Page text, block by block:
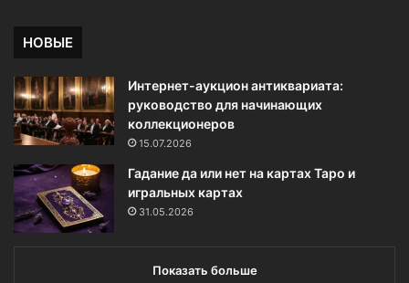
НОВЫЕ
Интернет-аукцион антиквариата:
руководство для начинающих
коллекционеров
15.07.2026
Гадание да или нет на картах Таро и
игральных картах
31.05.2026
Показать больше